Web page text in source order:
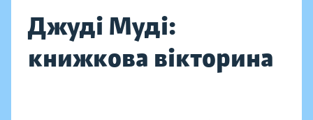
Джуді Муді:
книжкова вікторина